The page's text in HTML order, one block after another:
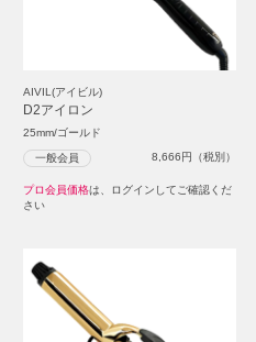
AIVIL(アイビル)
D2アイロン
25mm/ゴールド
一般会員 8,666円（税別）
プロ会員価格は、ログインしてご確認くだ
さい